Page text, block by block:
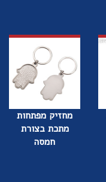
מחזיק מפתחות
מתכת בצורת
חמסה